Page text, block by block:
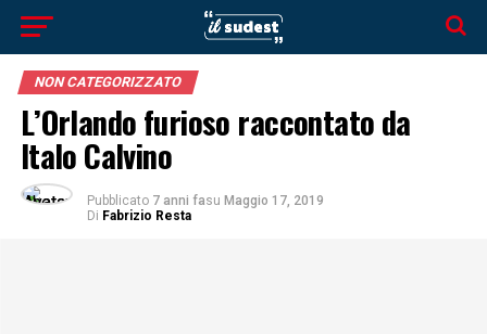
NON CATEGORIZZATO
L’Orlando furioso raccontato da
Italo Calvino
Pubblicato 7 anni fasu Maggio 17, 2019
Di Fabrizio Resta